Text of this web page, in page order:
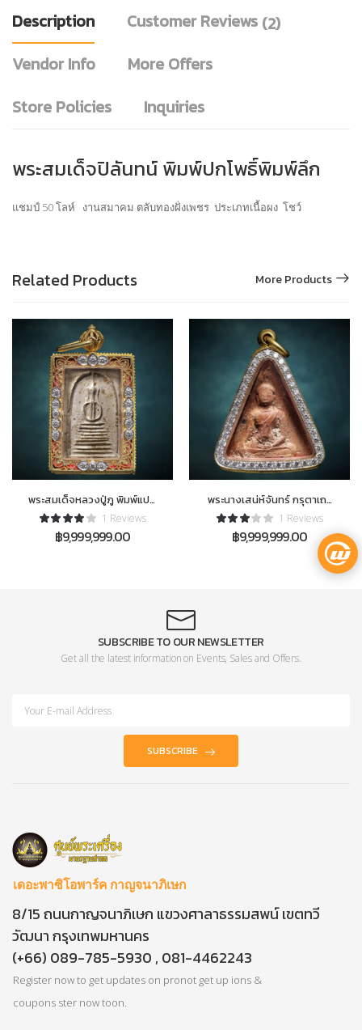
Description Customer Reviews (2)
Vendor Info
More Offers
Store Policies
Inquiries
พระสมเด็จปิลันทน์ พิมพ์ปกโพธิ์พิมพ์ลึก
แชมป์ 50 โลห์ งานสมาคม ตลับทองฝั่งเพชร ประเภทเนื้อผง โชว์
Related Products More Products
พระสมเด็จหลวงปู่ภู พิมพ์แปด
ชั้นแขนหักหักศอก
1 Reviews
฿9,999,999.00
พระนางเสน่ห์จันทร์ กรุตาเถร
ขิงหนัง ตลับทองฝังเพชร
แชมป์ 30 โลห์ งานสมาคม
1 Reviews
฿9,999,999.00
SUBSCRIBE TO OUR NEWSLETTER
Get all the latest information on Events, Sales and Offers.
SUBSCRIBE
เดอะพาซิโอพาร์ค กาญจนาภิเษก
8/15 ถนนกาญจนาภิเษก แขวงศาลาธรรมสพน์ เขตทวี
วัฒนา กรุงเทพมหานคร
(+66) 089-785-5930 , 081-4462243
Register now to get updates on pronot get up ions &
coupons ster now toon.